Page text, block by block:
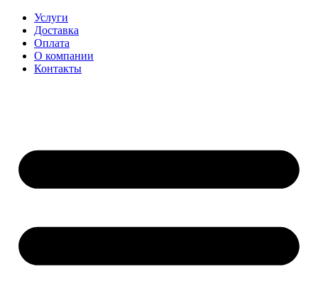
Перейти
содержимому
Услуги
Доставка
Оплата
О компании
Контакты